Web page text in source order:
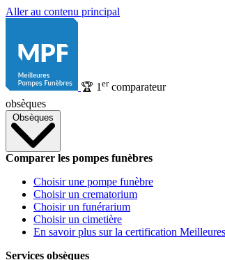
Aller au contenu principal
🏆 1 ercomparateur
obsèques
Obsèques
Comparer les pompes funèbres
Choisir une pompe funèbre
Choisir un crematorium
Choisir un funérarium
Choisir un cimetière
En savoir plus sur la certification
Services obsèques